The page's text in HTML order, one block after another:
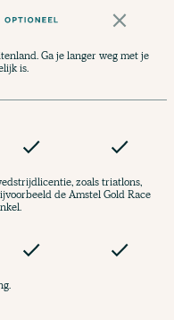
Ga je langer weg met je
is.
zoals triatlons,
de Amstel Gold Race